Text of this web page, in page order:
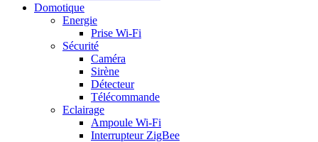
Domotique
Energie
Prise Wi-Fi
Sécurité
Caméra
Sirène
Détecteur
Télécommande
Eclairage
Ampoule Wi-Fi
Interrupteur ZigBee